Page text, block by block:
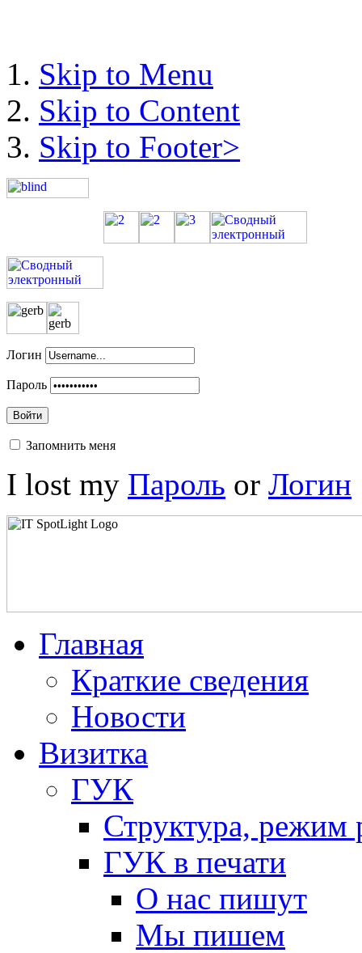
Skip to Menu
Skip to Content
Skip to Footer>
Логин
Пароль
Войти
Запомнить меня
I lost my Пароль or Логин
Главная
Краткие сведения
Новости
Визитка
ГУК
Структура, режим
ГУК в печати
О нас пишут
Мы пишем